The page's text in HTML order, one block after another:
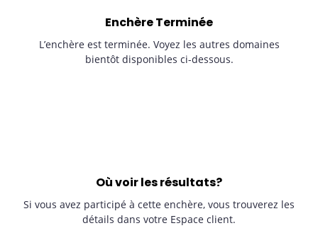
Enchère Terminée
L’enchère est terminée. Voyez les autres domaines
bientôt disponibles ci-dessous.
Où voir les résultats?
Si vous avez participé à cette enchère, vous trouverez les
détails dans votre Espace client.